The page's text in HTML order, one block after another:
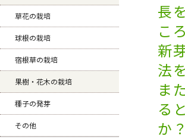
草花の栽培
球根の栽培
宿根草の栽培
果樹・花木の栽培
種子の発芽
その他
長
こ
新
法
ま
る
か？